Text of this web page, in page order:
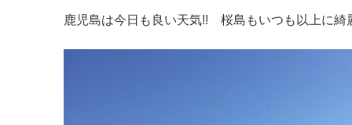
鹿児島は今日も良い天気!! 桜島もいつも以上に綺